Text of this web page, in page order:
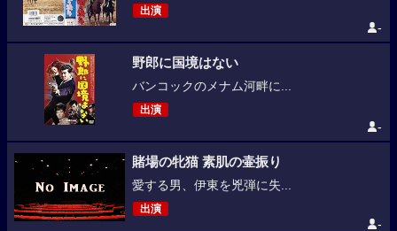
出演
-
野郎に国境はない
バンコックのメナム河畔に...
出演
-
賭場の牝猫 素肌の壷振り
愛する男、伊東を兇弾に失...
出演
-